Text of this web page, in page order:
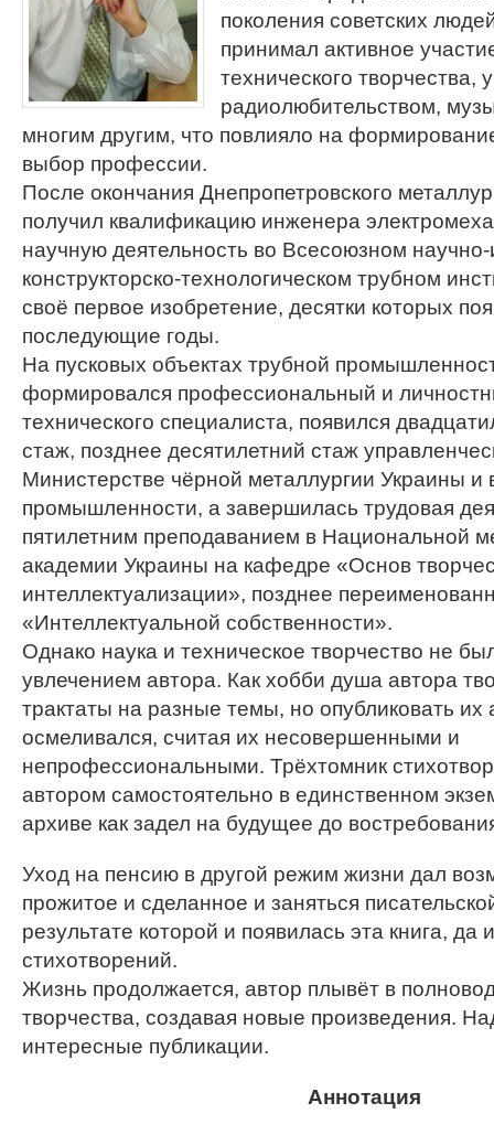
поколения советских
принимал активное
технического творчества,
радиолюбительством,
многим другим, что повлияло на
выбор профессии.
После окончания Днепропетровского
получил квалификацию инженера
научную деятельность во Всесоюзном
конструкторско-технологическом трубном
своё первое изобретение, десятки которых
последующие годы.
На пусковых объектах трубной
формировался профессиональный и
технического специалиста, появился
стаж, позднее десятилетний стаж
Министерстве чёрной металлургии Украины и
промышленности, а завершилась трудовая
пятилетним преподаванием в Национальной
академии Украины на кафедре «Основ
интеллектуализации», позднее
«Интеллектуальной собственности».
Однако наука и техническое творчество не
увлечением автора. Как хобби душа автора
трактаты на разные темы, но опубликовать их
осмеливался, считая их несовершенными и
непрофессиональными. Трёхтомник
автором самостоятельно в единственном
архиве как задел на будущее до
Уход на пенсию в другой режим жизни дал
прожитое и сделанное и заняться
результате которой и появилась эта книга,
стихотворений.
Жизнь продолжается, автор плывёт в
творчества, создавая новые произведения.
интересные публикации.
Аннотация